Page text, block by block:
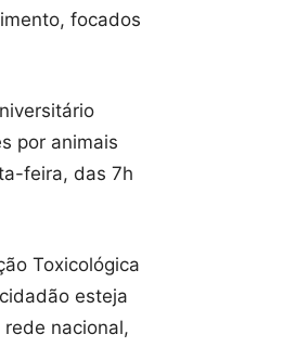
focados
por animais
feira, das 7h
Toxicológica
esteja
nacional,